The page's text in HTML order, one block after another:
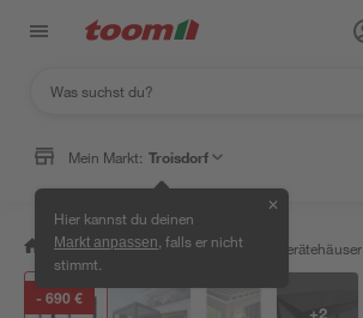
Mein Markt: Troisdorf
Hier kannst du deinen
Markt anpassen , falls er nicht
stimmt.
✕
/ Garten & Freizeit / Garten- & Gerätehäuser
- 690 €
+2